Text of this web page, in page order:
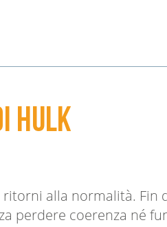
Hulk
ritorni alla normalità. Fin
perdere coerenza né